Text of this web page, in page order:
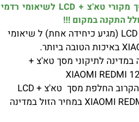
החלפת / התקנת מסך מקורי טא'צ + LCD לשיאומי רדמי
החלפת מסך טא'צ + LCD (מגיע כיחידה אחת) ל שיאומי
במדינה לתיקוני מסך טא'צ +
יצאה במבצע לחודש הקרוב החלפת מסך טא'צ + LCD
ל שיאומי רדמי XIAOMI REDMI 12 במחיר הזול במדינה